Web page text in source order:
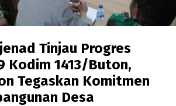
Tinjau Progres
Kodim 1413/Buton,
Tegaskan Komitmen
Desa